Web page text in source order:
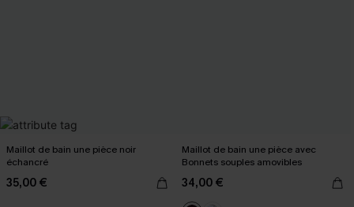
Maillot de bain une pièce noir
échancré
35,00 €
Maillot de bain une pièce avec
Bonnets souples amovibles
34,00 €